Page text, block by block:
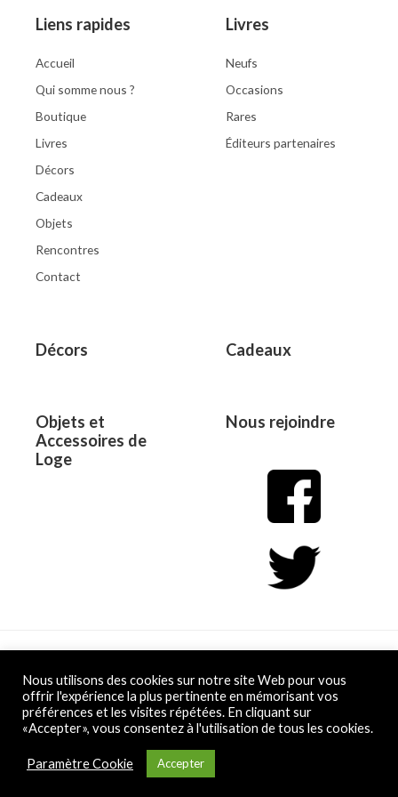
Liens rapides
Accueil
Qui somme nous ?
Boutique
Livres
Décors
Cadeaux
Objets
Rencontres
Contact
Livres
Neufs
Occasions
Rares
Éditeurs partenaires
Décors Cadeaux
Objets et
Accessoires de
Loge
Nous rejoindre
Copyright © 2026 L&D
Powered by L&D
Conditions Générales de Vente
Nous utilisons des cookies sur notre site Web pour vous
offrir l'expérience la plus pertinente en mémorisant vos
préférences et les visites répétées. En cliquant sur
«Accepter», vous consentez à l'utilisation de tous les cookies.
Paramètre Cookie Accepter